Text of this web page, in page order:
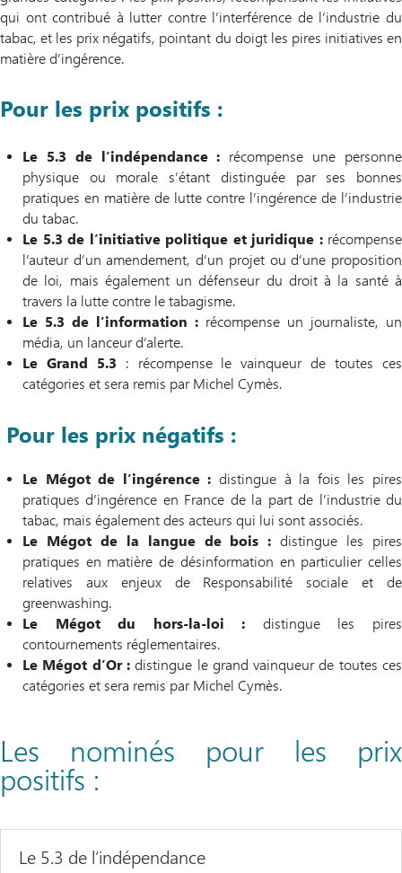
qui ont contribué à lutter contre l’interférence de l’industrie du
tabac, et les prix négatifs, pointant du doigt les pires initiatives en
matière d’ingérence.
Pour les prix positifs :
Le 5.3 de l’indépendance : récompense une personne
physique ou morale s’étant distinguée par ses bonnes
pratiques en matière de lutte contre l’ingérence de l’industrie
du tabac.
Le 5.3 de l’initiative politique et juridique :récompense
l’auteur d’un amendement, d’un projet ou d’une proposition
de loi, mais également un défenseur du droit à la santé à
travers la lutte contre le tabagisme.
Le 5.3 de l’information : récompense un journaliste, un
média, un lanceur d’alerte.
Le Grand 5.3 : récompense le vainqueur de toutes ces
catégories et sera remis par Michel Cymès.
Pour les prix négatifs :
Le Mégot de l’ingérence : distingue à la fois les pires
pratiques d’ingérence en France de la part de l’industrie du
tabac, mais également des acteurs qui lui sont associés.
Le Mégot de la langue de bois : distingue les pires
pratiques en matière de désinformation en particulier celles
relatives aux enjeux de Responsabilité sociale et de
greenwashing.
Le Mégot du hors-la-loi : distingue les pires
contournements réglementaires.
Le Mégot d’Or :distingue le grand vainqueur de toutes ces
catégories et sera remis par Michel Cymès.
Les nominés pour les prix
positifs :
Le 5.3 de l’indépendance